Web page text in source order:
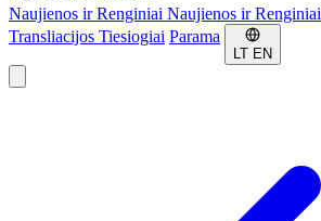
Naujienos ir Renginiai Naujienos ir Renginiai
Transliacijos Tiesiogiai Parama
LT EN